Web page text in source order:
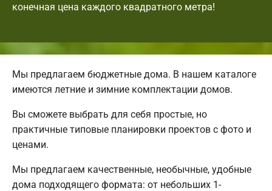
конечная цена каждого квадратного метра!
Мы предлагаем бюджетные дома. В нашем каталоге
имеются летние и зимние комплектации домов.
Вы сможете выбрать для себя простые, но
практичные типовые планировки проектов с фото и
ценами.
Мы предлагаем качественные, необычные, удобные
дома подходящего формата: от небольших 1-